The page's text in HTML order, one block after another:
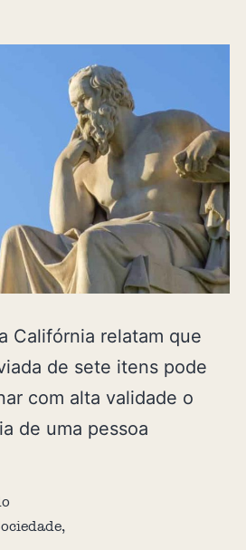
Califórnia relatam que
de sete itens pode
com alta validade o
de uma pessoa
,